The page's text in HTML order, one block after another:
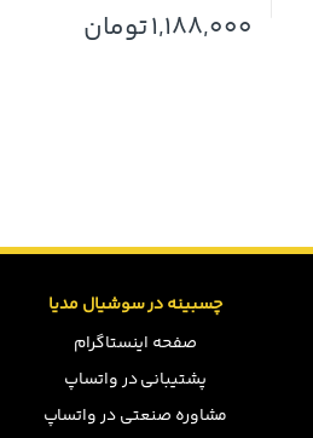
1,188,000تومان
چسبینه در سوشیال مدیا
صفحه اینستاگرام
پشتیبانی در واتساپ
مشاوره صنعتی در واتساپ